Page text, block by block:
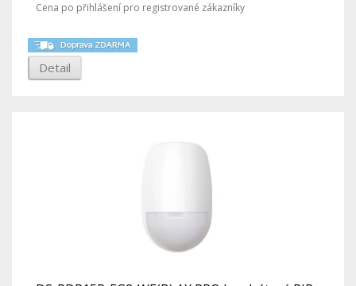
Cena po přihlášení pro registrované zákazníky
Detail